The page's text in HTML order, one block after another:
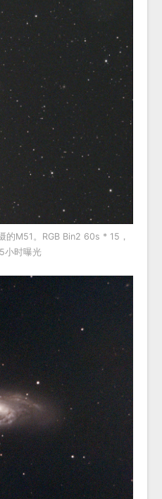
M51。RGB Bin2 60s * 15，
小时曝光